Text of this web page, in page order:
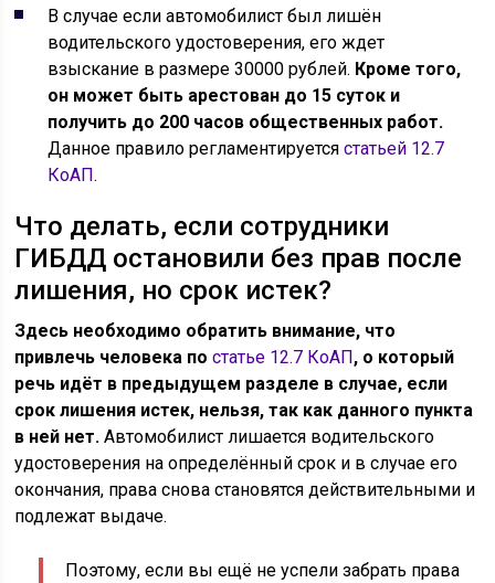
В случае если автомобилист был лишён
водительского удостоверения, его ждет
взыскание в размере 30000 рублей. Кроме того,
он может быть арестован до 15 суток и
получить до 200 часов общественных работ.
Данное правило регламентируетсястатьей 12.7
КоАП.
Что делать, если сотрудники
ГИБДД остановили без прав после
лишения, но срок истек?
Здесь необходимо обратить внимание, что
привлечь человека постатье 12.7 КоАП , о который
речь идёт в предыдущем разделе в случае, если
срок лишения истек, нельзя, так как данного пункта
в ней нет. Автомобилист лишается водительского
удостоверения на определённый срок и в случае его
окончания, права снова становятся действительными и
подлежат выдаче.
Поэтому, если вы ещё не успели забрать права